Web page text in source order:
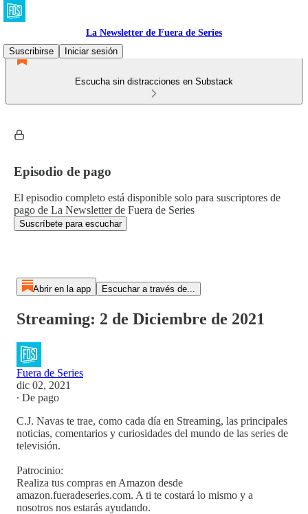
La Newsletter de Fuera de Series
Suscribirse
Iniciar sesión
Escucha sin distracciones en Substack
Episodio de pago
El episodio completo está disponible solo para suscriptores de
pago de La Newsletter de Fuera de Series
Suscríbete para escuchar
Abrir en la app Escuchar a través de...
Streaming: 2 de Diciembre de 2021
Fuera de Series
dic 02, 2021
∙ De pago
C.J. Navas te trae, como cada día en Streaming, las principales
noticias, comentarios y curiosidades del mundo de las series de
televisión.
Patrocinio:
Realiza tus compras en Amazon desde
amazon.fueradeseries.com. A ti te costará lo mismo y a
nosotros nos estarás ayudando.